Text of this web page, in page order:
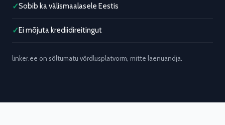
✓Sobib ka välismaalasele Eestis
✓Ei mõjuta krediidireitingut
linker.ee on sõltumatu võrdlusplatvorm, mitte laenuandja.